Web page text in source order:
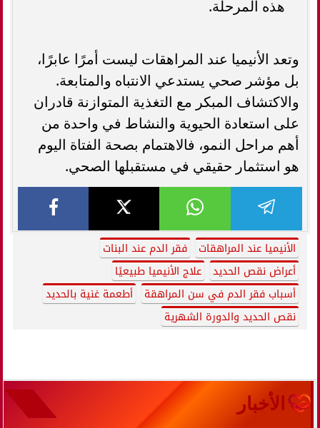
هذه المرحلة.
وتعد الأنيميا عند المراهقات ليست أمرًا عابرًا،
بل مؤشر صحي يستدعي الانتباه والمتابعة.
والاكتشاف المبكر مع التغذية المتوازنة قادران
على استعادة الحيوية والنشاط في واحدة من
أهم مراحل النمو، فالاهتمام بصحة الفتاة اليوم
هو استثمار حقيقي في مستقبلها الصحي.
الأنيميا عند المراهقات
فقر الدم عند البنات
أعراض نقص الحديد
علاج الأنيميا طبيعيًا
أسباب فقر الدم في سن المراهقة
أطعمة غنية بالحديد
نقص الحديد والدورة الشهرية
الأخبار